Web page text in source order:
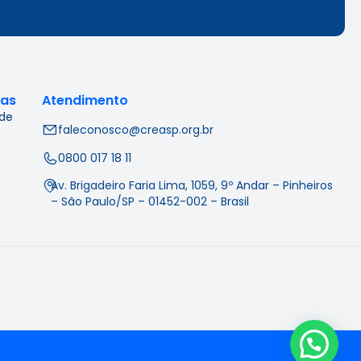
Atendimento
faleconosco@creasp.org.br
0800 017 18 11
Av. Brigadeiro Faria Lima, 1059, 9º Andar – Pinheiros
– São Paulo/SP – 01452-002 – Brasil